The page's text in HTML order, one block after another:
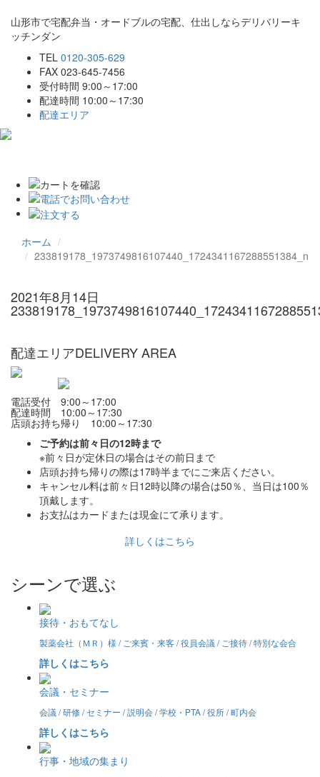
山形市で宅配弁当・オードブルの宅配、仕出しならデリバリーキ
ッチンダン
TEL 0120-305-629
FAX 023-645-7456
受付時間 9:00～17:00
配達時間 10:00～17:30
配達エリア
ホーム
233819178_1973749816107440_1724341167288551384_n
2021年8月14日
配達エリアDELIVERY AREA
電話受付 9:00～17:00
配達時間 10:00～17:30
店頭お持ち帰り 10:00～17:30
ご予約は前々日の12時まで
※前々日が定休日の場合はその前日まで
店頭お持ち帰りの際は17時半までにご来店ください。
キャンセル料は前々日12時以降の場合は50％、当日は100％
頂戴します。
お支払はカードまたは現金にて承ります。
詳しくはこちら
シーンで選ぶ
接待・おもてなし
製薬会社（ＭＲ）様 / ご来賓・来客 / 役員会議 / ご接待 / 特別な会合
詳しくはこちら
会議・セミナー
会議 / 研修 / セミナー / 説明会 / 学校・PTA / 役所 / 町内会
詳しくはこちら
行事・地域の集まり